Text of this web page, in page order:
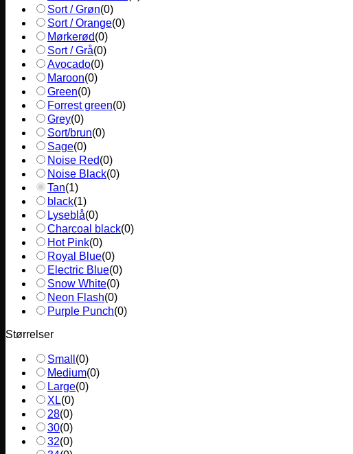
Sort / Grøn(0)
Sort / Orange(0)
Mørkerød(0)
Sort / Grå(0)
Avocado(0)
Maroon(0)
Green(0)
Forrest green(0)
Grey(0)
Sort/brun(0)
Sage(0)
Noise Red(0)
Noise Black(0)
Tan(1)
black(1)
Lyseblå(0)
Charcoal black(0)
Hot Pink(0)
Royal Blue(0)
Electric Blue(0)
Snow White(0)
Neon Flash(0)
Purple Punch(0)
Størrelser
Small (0)
Medium(0)
Large(0)
XL(0)
28(0)
30(0)
32(0)